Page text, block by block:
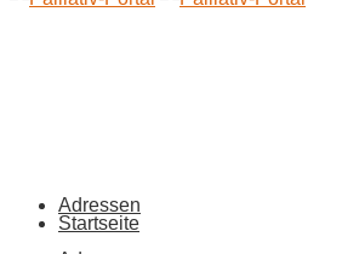
Adressen
Startseite